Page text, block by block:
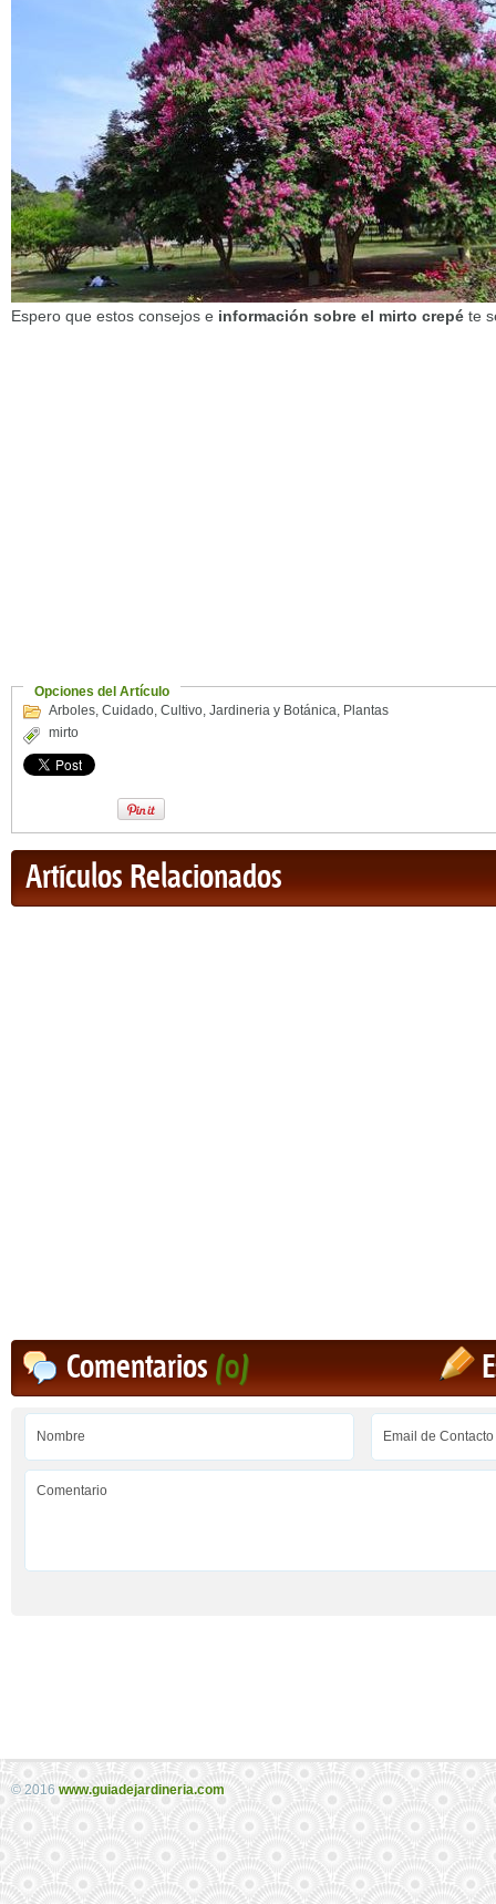
Espero que estos consejos e información sobre el mirto crepé te
Opciones del Artículo
Arboles, Cuidado, Cultivo, Jardineria y Botánica, Plantas
mirto
Artículos Relacionados
Comentarios(0)
© 2016 www.guiadejardineria.com